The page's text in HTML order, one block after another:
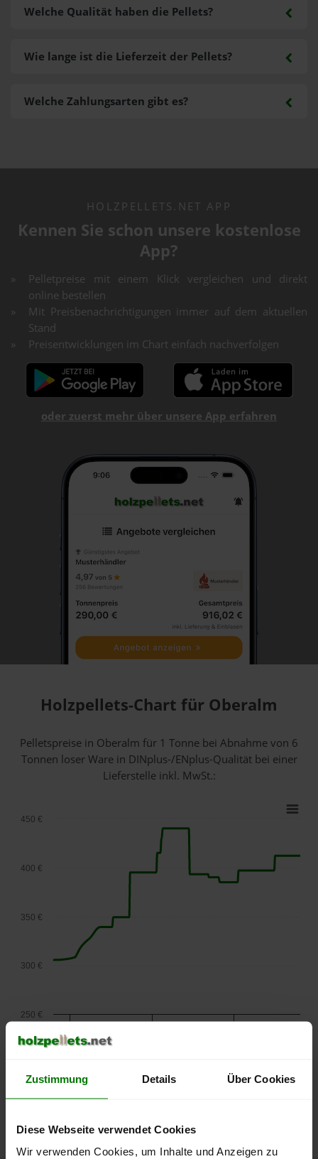
Zustimmung Details Über Cookies
Diese Webseite verwendet Cookies
Wir verwenden Cookies, um Inhalte und Anzeigen zu
Welche Zahlungsarten gibt es?
Welche Qualität haben die Pellets?
Wie lange ist die Lieferzeit der Pellets?
HOLZPELLETS.NET APP
Kennen Sie schon unsere kostenlose
App?
Pelletpreise mit einem Klick vergleichen und direkt
online bestellen
Mit Preisbenachrichtigungen immer auf dem aktuellen
Stand
Preisentwicklungen im Chart einfach nachverfolgen
oder zuerst mehr über unsere App erfahren
Holzpellets-Chart für Oberalm
Pelletspreise in Oberalm für 1 Tonne bei Abnahmevon 6
Tonnen loser Warein DINplus-/ENplus-Qualität bei einer
Lieferstelle inkl. MwSt.:
September
2025
Januar
Mai
300 €
350 €
400 €
450 €
250 €
Die aktuelle Preisentwicklung für Holzpellets in Österreich
können Sie jederzeit auf unserer